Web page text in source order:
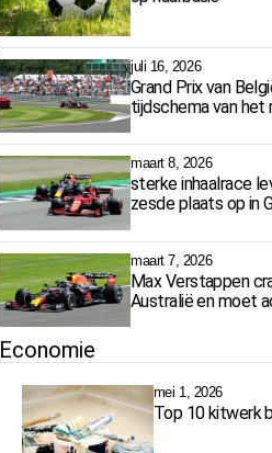
juli 16, 2026
Grand Prix van
tijdschema van het
maart 8, 2026
sterke inhaalrace
zesde plaats op in
maart 7, 2026
Max Verstappen
Australië en moet
Economie
mei 1, 2026
Top 10 kitwerk